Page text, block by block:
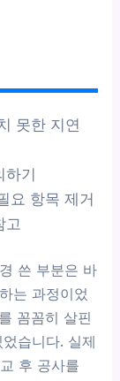
못한 지연
하기
요 항목 제거
고
쓴 부분은 바
는 과정이었
꼼꼼히 살핀
습니다. 실제
후 공사를